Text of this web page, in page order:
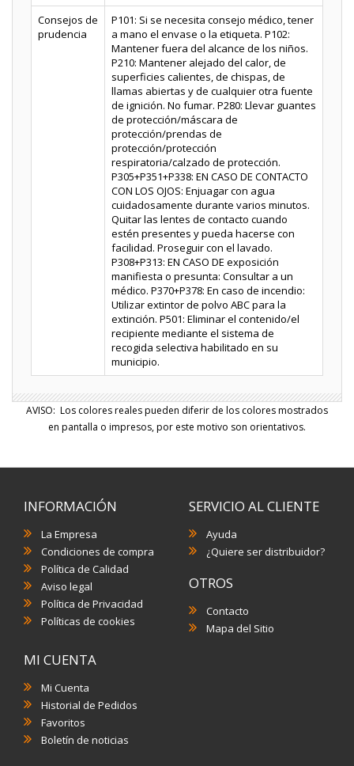
Consejos de
prudencia
P101: Si se necesita consejo médico, tener
a mano el envase o la etiqueta. P102:
Mantener fuera del alcance de los niños.
P210: Mantener alejado del calor, de
superficies calientes, de chispas, de
llamas abiertas y de cualquier otra fuente
de ignición. No fumar. P280: Llevar guantes
de protección/máscara de
protección/prendas de
protección/protección
respiratoria/calzado de protección.
P305+P351+P338: EN CASO DE CONTACTO
CON LOS OJOS: Enjuagar con agua
cuidadosamente durante varios minutos.
Quitar las lentes de contacto cuando
estén presentes y pueda hacerse con
facilidad. Proseguir con el lavado.
P308+P313: EN CASO DE exposición
manifiesta o presunta: Consultar a un
médico. P370+P378: En caso de incendio:
Utilizar extintor de polvo ABC para la
extinción. P501: Eliminar el contenido/el
recipiente mediante el sistema de
recogida selectiva habilitado en su
municipio.
AVISO: Los colores reales pueden diferir de los colores mostrados
en pantalla o impresos, por este motivo son orientativos.
INFORMACIÓN
La Empresa
Condiciones de compra
Política de Calidad
Aviso legal
Política de Privacidad
Políticas de cookies
SERVICIO AL CLIENTE
Ayuda
¿Quiere ser distribuidor?
OTROS
Contacto
Mapa del Sitio
MI CUENTA
Mi Cuenta
Historial de Pedidos
Favoritos
Boletín de noticias